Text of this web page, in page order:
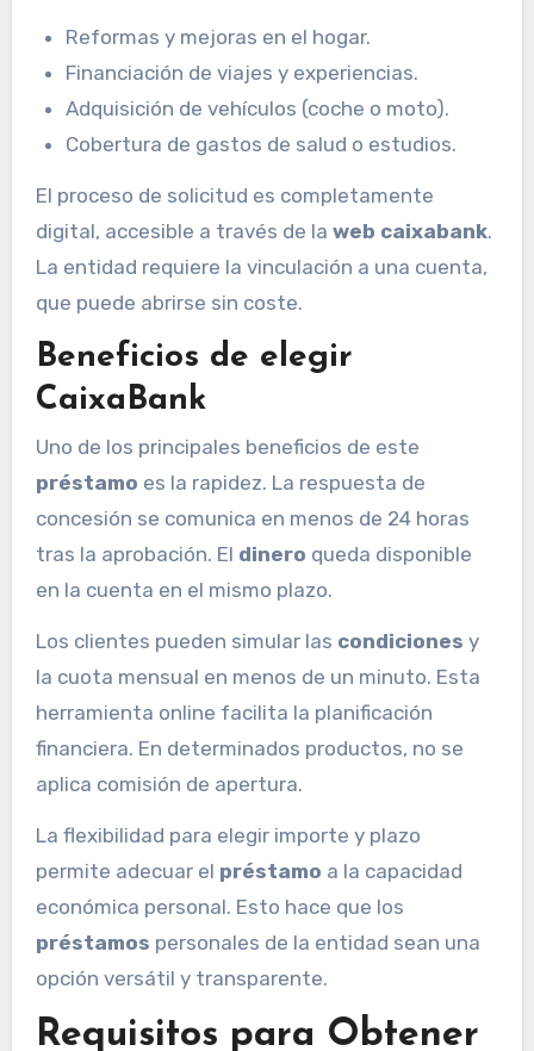
Reformas y mejoras en el hogar.
Financiación de viajes y experiencias.
Adquisición de vehículos (coche o moto).
Cobertura de gastos de salud o estudios.
El proceso de solicitud es completamente
digital, accesible a través de la web caixabank.
La entidad requiere la vinculación a una cuenta,
que puede abrirse sin coste.
Beneficios de elegir
CaixaBank
Uno de los principales beneficios de este
préstamo es la rapidez. La respuesta de
concesión se comunica en menos de 24 horas
tras la aprobación. El dinero queda disponible
en la cuenta en el mismo plazo.
Los clientes pueden simular las condiciones y
la cuota mensual en menos de un minuto. Esta
herramienta online facilita la planificación
financiera. En determinados productos, no se
aplica comisión de apertura.
La flexibilidad para elegir importe y plazo
permite adecuar el préstamo a la capacidad
económica personal. Esto hace que los
préstamos personales de la entidad sean una
opción versátil y transparente.
Requisitos para Obtener